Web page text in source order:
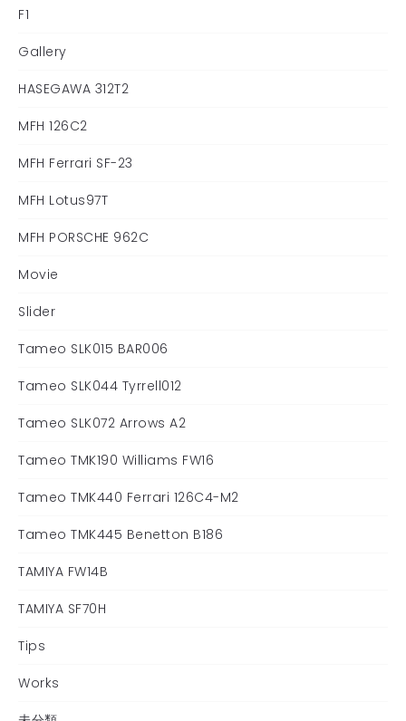
F1
Gallery
HASEGAWA 312T2
MFH 126C2
MFH Ferrari SF-23
MFH Lotus97T
MFH PORSCHE 962C
Movie
Slider
Tameo SLK015 BAR006
Tameo SLK044 Tyrrell012
Tameo SLK072 Arrows A2
Tameo TMK190 Williams FW16
Tameo TMK440 Ferrari 126C4-M2
Tameo TMK445 Benetton B186
TAMIYA FW14B
TAMIYA SF70H
Tips
Works